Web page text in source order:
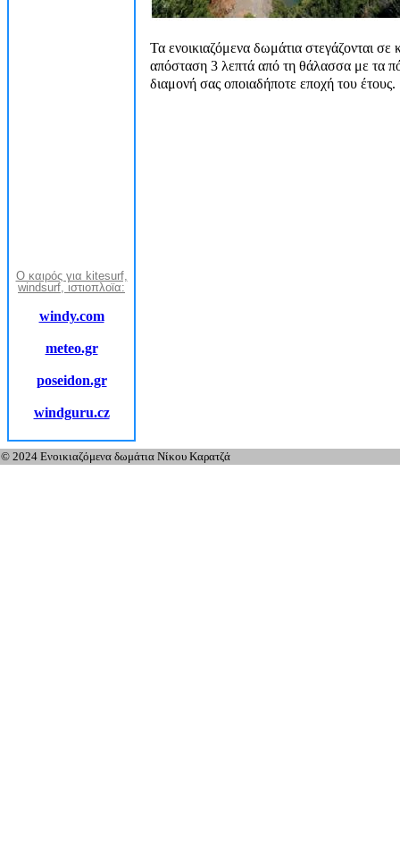
Ο καιρός για kitesurf,
windsurf, ιστιοπλοϊα:
windy.com
meteo.gr
poseidon.gr
windguru.cz
Τα ενοικιαζόμενα δωμάτια στεγάζονται
απόσταση 3 λεπτά από τη θάλασσα με τα
διαμονή σας οποιαδήποτε εποχή του έτους.
© 2024 Ενοικιαζόμενα δωμάτια Νίκου Καρατζά